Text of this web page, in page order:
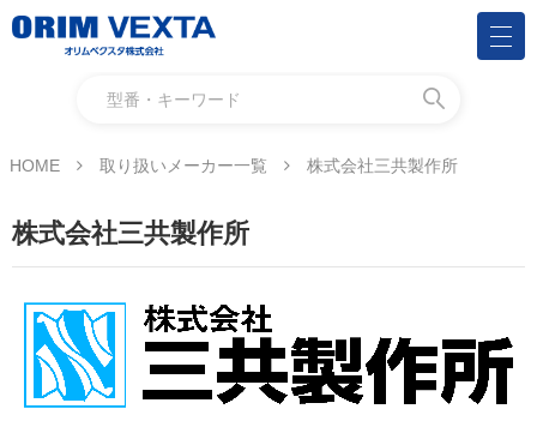
HOME 取り扱いメーカー一覧 株式会社三共製作所
株式会社三共製作所